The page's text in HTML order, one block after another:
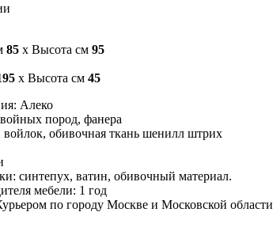
85 x Высота см 95
x Высота см 45
Алеко
пород, фанера
обивочная ткань шенилл штрих
синтепух, ватин, обивочный материал.
мебели: 1 год
по городу Москве и Московской области